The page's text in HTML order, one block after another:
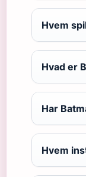
Hvem
Hvad er
Har
Hvem